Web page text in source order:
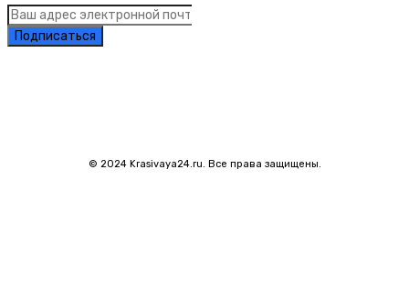
Подписаться
© 2024 Krasivaya24.ru. Все права защищены.